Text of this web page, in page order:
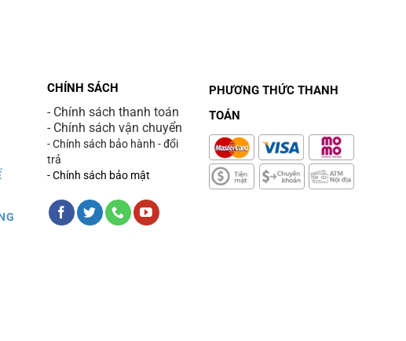
CHÍNH SÁCH
- Chính sách thanh toán
- Chính sách vận chuyển
- Chính sách bảo hành - đổi
trả
- Chính sách bảo mật
PHƯƠNG THỨC THANH
TOÁN